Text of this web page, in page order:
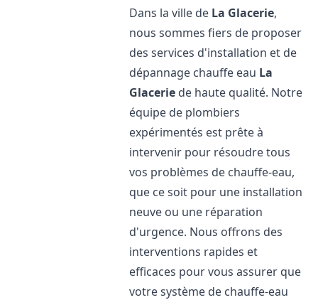
Dans la ville de La Glacerie,
nous sommes fiers de proposer
des services d'installation et de
dépannage chauffe eau La
Glacerie de haute qualité. Notre
équipe de plombiers
expérimentés est prête à
intervenir pour résoudre tous
vos problèmes de chauffe-eau,
que ce soit pour une installation
neuve ou une réparation
d'urgence. Nous offrons des
interventions rapides et
efficaces pour vous assurer que
votre système de chauffe-eau